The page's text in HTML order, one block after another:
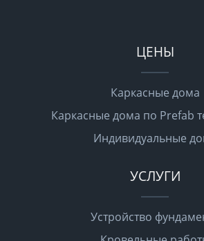
ЦЕНЫ
Каркасные дома
Каркасные дома по Prefab
Индивидуальные
УСЛУГИ
Устройство